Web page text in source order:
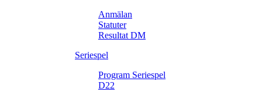
Anmälan
Statuter
Resultat DM
Seriespel
Program Seriespel
D22